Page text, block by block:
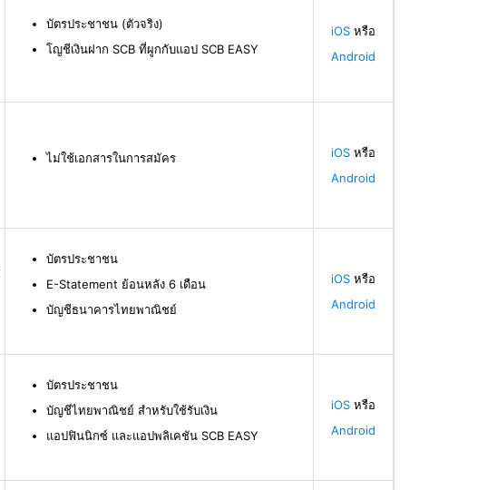
บัตรประชาชน (ตัวจริง)
โญชีเงินฝาก SCB ที่ผูกกับแอป SCB EASY
iOS หรือ
Android
ไม่ใช้เอกสารในการสมัคร iOS หรือ
Android
บัตรประชาชน
E-Statement ย้อนหลัง 6 เดือน
บัญชีธนาคารไทยพาณิชย์
iOS หรือ
Android
บัตรประชาชน
บัญชีไทยพาณิชย์ สำหรับใช้รับเงิน
แอปฟินนิกซ์ และแอปพลิเคชัน SCB EASY
iOS หรือ
Android